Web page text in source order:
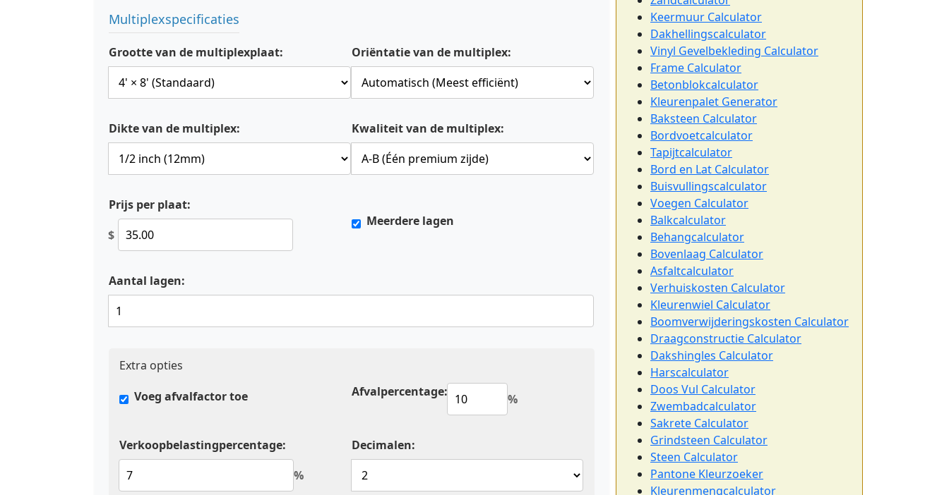
Multiplexspecificaties
Grootte van de multiplexplaat: Oriëntatie van de multiplex:
Dikte van de multiplex: Kwaliteit van de multiplex:
Prijs per plaat:
$
Meerdere lagen
Aantal lagen:
Extra opties
Voeg afvalfactor toe
Afvalpercentage: %
Verkoopbelastingpercentage:
%
Decimalen:
Keermuur Calculator
Dakhellingscalculator
Vinyl Gevelbekleding Calculator
Frame Calculator
Betonblokcalculator
Kleurenpalet Generator
Baksteen Calculator
Bordvoetcalculator
Tapijtcalculator
Bord en Lat Calculator
Buisvullingscalculator
Voegen Calculator
Balkcalculator
Behangcalculator
Bovenlaag Calculator
Asfaltcalculator
Verhuiskosten Calculator
Kleurenwiel Calculator
Boomverwijderingskosten Calculator
Draagconstructie Calculator
Dakshingles Calculator
Harscalculator
Doos Vul Calculator
Zwembadcalculator
Sakrete Calculator
Grindsteen Calculator
Steen Calculator
Pantone Kleurzoeker
Kleurenmengcalculator